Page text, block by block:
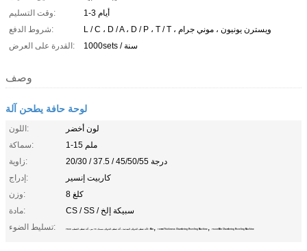
وقت التسليم:
1-3 أيام
شروط الدفع:
L / C ، D / A ، D / P ، T / T ، ويسترن يونيون ، موني جرام
القدرة على العرض:
1000sets / سنة
وصف
لوحة حافة يطحن آلة
اللون:
لون أخضر
سماكة:
1-15 ملم
زاوية:
20/30 / 37.5 / 45/50/55 درجة
إدراج:
كاربيت إنسير
وزن:
8 كلغ
مادة:
CS / SS / سبيكة إلخ
تسليط الضوء:
آلة شطف الحواف المعدنية ، آلة شطف الحواف بسمك 15 مم ، آلة شطف الشطب 7500r / Min , 15mm Thickness Chamfering Beveling Machine , 7500r/Min Chamfering Beveling Machine